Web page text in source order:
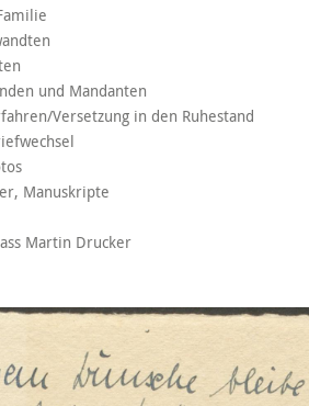
und Mandanten
Versetzung in den Ruhestand
Manuskripte
Martin Drucker